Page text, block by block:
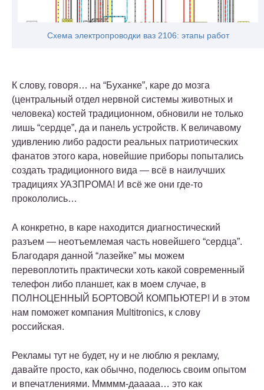
Схема электропроводки ваз 2106: этапы работ
К слову, говоря… на “Буханке”, каре до мозга
(центральный отдел нервной системы животных и
человека) костей традиционном, обновили не только
лишь “сердце”, да и панель устройств. К величавому
удивлению либо радости реальных патриотических
фанатов этого кара, новейшие приборы попытались
создать традиционного вида — всё в наилучших
традициях УАЗПРОМА! И всё же они где-то
прокололись…
А конкретно, в каре находится диагностический
разъем — неотъемлемая часть новейшего “сердца”.
Благодаря данной “лазейке” мы можем
перевоплотить практически хоть какой современный
телефон либо планшет, как в моем случае, в
ПОЛНОЦЕННЫЙ БОРТОВОЙ КОМПЬЮТЕР! И в этом
нам поможет компания Multitronics, к слову
российская.
Рекламы тут не будет, ну и не люблю я рекламу,
давайте просто, как обычно, поделюсь своим опытом
и впечатлениями. Ммммм-дааааа… это как